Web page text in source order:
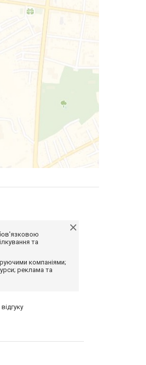
та
компаніями;
реклама та